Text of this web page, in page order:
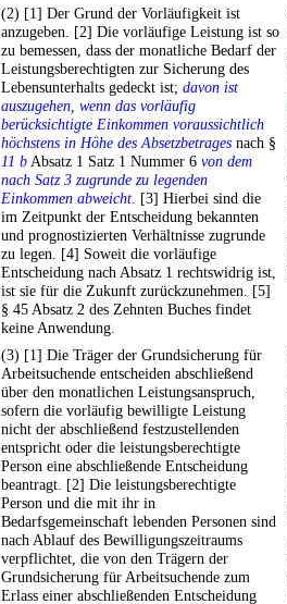
(2) [1] Der Grund der Vorläufigkeit ist
anzugeben. [2] Die vorläufige Leistung ist so
zu bemessen, dass der monatliche Bedarf der
Leistungsberechtigten zur Sicherung des
Lebensunterhalts gedeckt ist; davon ist
auszugehen, wenn das vorläufig
berücksichtigte Einkommen voraussichtlich
höchstens in Höhe des Absetzbetrages nach §
11 bAbsatz 1 Satz 1 Nummer 6 von dem
nach Satz 3 zugrunde zu legenden
Einkommen abweicht. [3] Hierbei sind die
im Zeitpunkt der Entscheidung bekannten
und prognostizierten Verhältnisse zugrunde
zu legen. [4] Soweit die vorläufige
Entscheidung nach Absatz 1 rechtswidrig ist,
ist sie für die Zukunft zurückzunehmen. [5]
§ 45 Absatz 2 des Zehnten Buches findet
keine Anwendung.
(3) [1] Die Träger der Grundsicherung für
Arbeitsuchende entscheiden abschließend
über den monatlichen Leistungsanspruch,
sofern die vorläufig bewilligte Leistung
nicht der abschließend festzustellenden
entspricht oder die leistungsberechtigte
Person eine abschließende Entscheidung
beantragt. [2] Die leistungsberechtigte
Person und die mit ihr in
Bedarfsgemeinschaft lebenden Personen sind
nach Ablauf des Bewilligungszeitraums
verpflichtet, die von den Trägern der
Grundsicherung für Arbeitsuchende zum
Erlass einer abschließenden Entscheidung